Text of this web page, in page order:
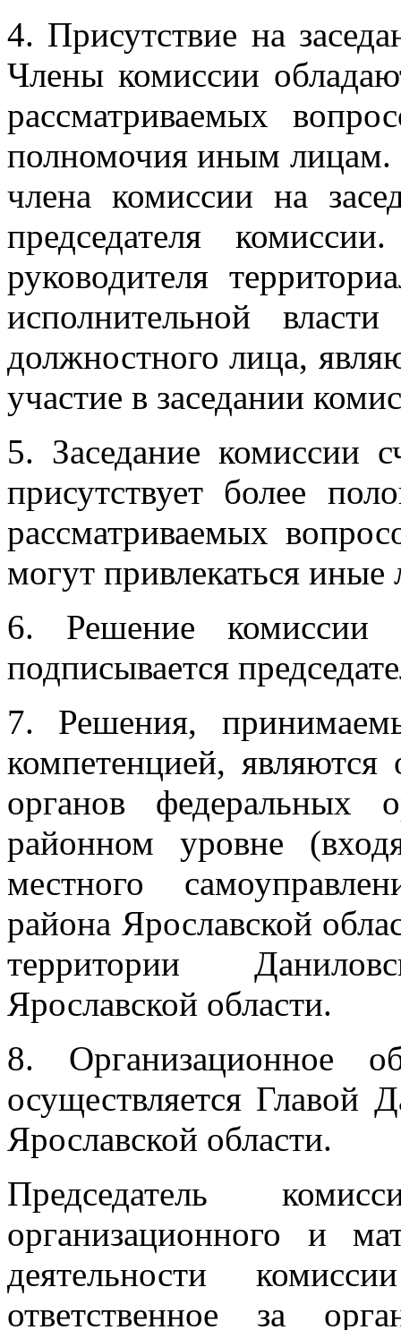
4. Присутствие на
Члены комиссии
рассматриваемых
полномочия иным лицам.
члена комиссии на
председателя
руководителя
исполнительной
должностного лица,
участие в заседании
5. Заседание комиссии
присутствует более
рассматриваемых
могут привлекаться иные
6. Решение комиссии
подписывается
7. Решения,
компетенцией, являются
органов федеральных
районном уровне
местного
района Ярославской
территории
Ярославской области.
8. Организационное
осуществляется Главой
Ярославской области.
Председатель
организационного и
деятельности
ответственное за